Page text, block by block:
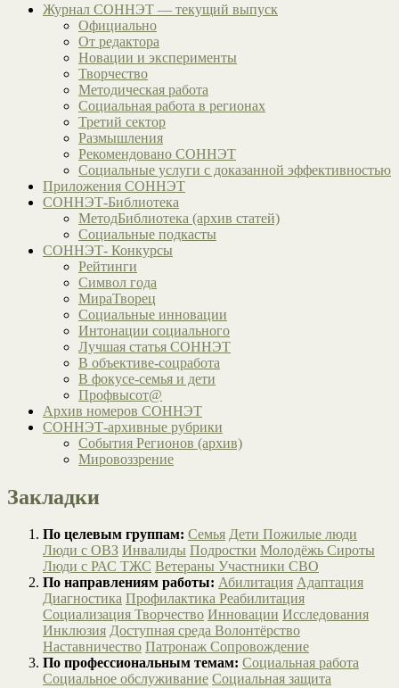
Журнал СОННЭТ — текущий выпуск
Официально
От редактора
Новации и эксперименты
Творчество
Методическая работа
Социальная работа в регионах
Третий сектор
Размышления
Рекомендовано СОННЭТ
Социальные услуги с доказанной эффективностью
Приложения СОННЭТ
СОННЭТ-Библиотека
МетодБиблиотека (архив статей)
Социальные подкасты
СОННЭТ- Конкурсы
Рейтинги
Символ года
МираТворец
Социальные инновации
Интонации социального
Лучшая статья СОННЭТ
В объективе-соцработа
В фокусе-семья и дети
Профвысот@
Архив номеров СОННЭТ
СОННЭТ-архивные рубрики
События Регионов (архив)
Мировоззрение
Закладки
По целевым группам: Семья Дети Пожилые люди
Люди с ОВЗ Инвалиды Подростки Молодёжь Сироты
Люди с РАС ТЖС Ветераны Участники СВО
По направлениям работы: Абилитация Адаптация
Диагностика Профилактика Реабилитация
Социализация Творчество Инновации Исследования
Инклюзия Доступная среда Волонтёрство
Наставничество Патронаж Сопровождение
По профессиональным темам: Социальная работа
Социальное обслуживание Социальная защита